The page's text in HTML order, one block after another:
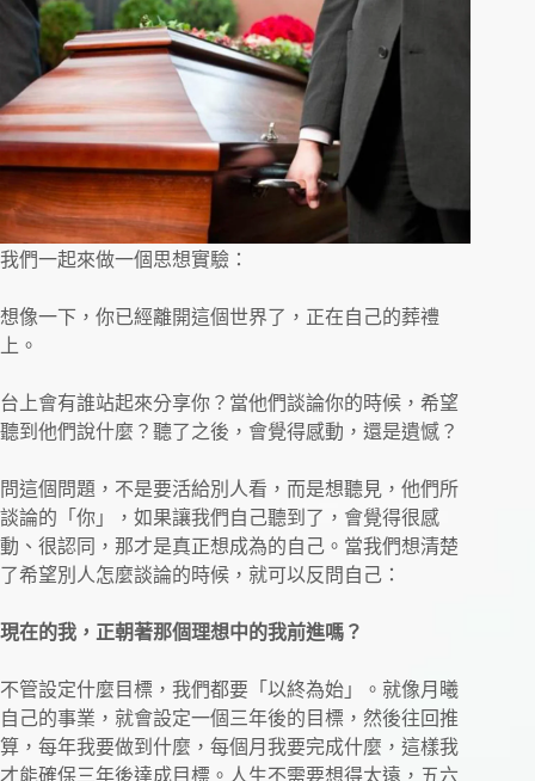
我們一起來做一個思想實驗：
想像一下，你已經離開這個世界了，正在自己的葬禮
上。
台上會有誰站起來分享你？當他們談論你的時候，希望
聽到他們說什麼？聽了之後，會覺得感動，還是遺憾？
問這個問題，不是要活給別人看，而是想聽見，他們所
談論的「你」，如果讓我們自己聽到了，會覺得很感
動、很認同，那才是真正想成為的自己。當我們想清楚
了希望別人怎麼談論的時候，就可以反問自己：
現在的我，正朝著那個理想中的我前進嗎？
不管設定什麼目標，我們都要「以終為始」。就像月曦
自己的事業，就會設定一個三年後的目標，然後往回推
算，每年我要做到什麼，每個月我要完成什麼，這樣我
才能確保三年後達成目標。人生不需要想得太遠，五六